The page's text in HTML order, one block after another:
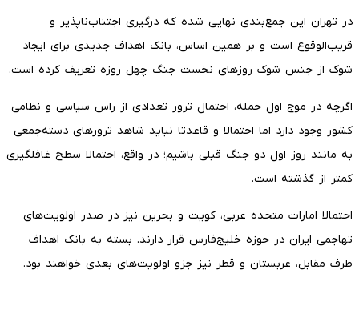
در تهران این جمع‌بندی نهایی شده که درگیری اجتناب‌ناپذیر و
قریب‌الوقوع است و بر همین اساس، بانک اهداف جدیدی برای ایجاد
شوک از جنس شوک روزهای نخست جنگ چهل روزه تعریف کرده است.
اگرچه در موج اول حمله، احتمال ترور تعدادی از راس سیاسی و نظامی
کشور وجود دارد اما احتمالا و قاعدتا نباید شاهد ترورهای دسته‌جمعی
به مانند روز اول دو جنگ قبلی باشیم؛ در واقع، احتمالا سطح غافلگیری
کمتر از گذشته است.
احتمالا امارات متحده عربی، کویت و بحرین نیز در صدر اولویت‌های
تهاجمی ایران در حوزه خلیج‌فارس قرار دارند. بسته به بانک اهداف
طرف مقابل، عربستان و قطر نیز جزو اولویت‌های بعدی خواهند بود.